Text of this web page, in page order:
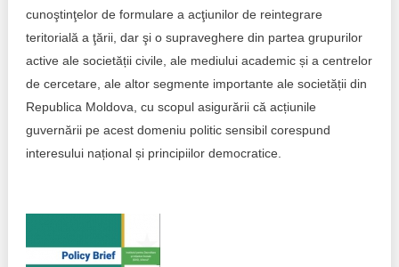
Scrisori de mulțumire
Media despre IDIS
Rapoarte
Inițiative în derulare
Manual de proceduri
Note & poziții​
Investigații în achizțiile publice
Politici regionale
Bunele practici
People Watch
cunoştinţelor de formulare a acţiunilor de reintegrare
teritorială a ţării, dar şi o supraveghere din partea grupurilor
active ale societății civile, ale mediului academic și a centrelor
de cercetare, ale altor segmente importante ale societății din
Republica Moldova, cu scopul asigurării că acțiunile
guvernării pe acest domeniu politic sensibil corespund
interesului național și principiilor democratice.